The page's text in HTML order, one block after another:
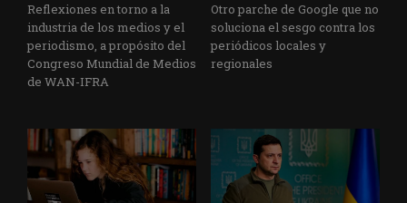
Reflexiones en torno a la
industria de los medios y el
periodismo, a propósito del
Congreso Mundial de Medios
de WAN-IFRA
Otro parche de Google que no
soluciona el sesgo contra los
periódicos locales y
regionales